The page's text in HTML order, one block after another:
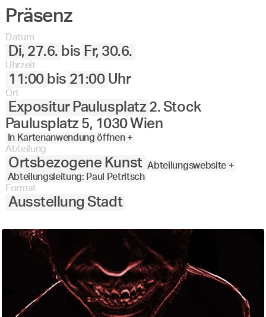
27. 28. 29.
Präsenz
Datum
Di, 27.6. bis Fr, 30.6.
Uhrzeit
11:00 bis 21:00 Uhr
Ort
Expositur Paulusplatz 2. Stock
Paulusplatz 5, 1030 Wien
In Kartenanwendung öffnen +
Abteilung
Ortsbezogene Kunst Abteilungswebsite +
Abteilungsleitung: Paul Petritsch
Format
Ausstellung Stadt